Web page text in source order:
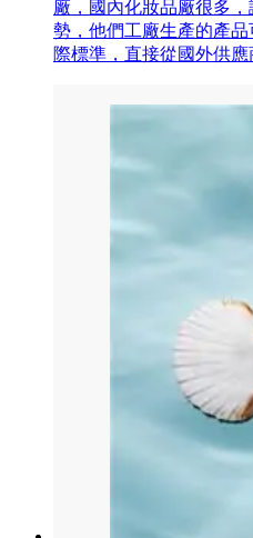
廠，國內化妝品廠很多
勢，他們工廠生產的產
際標準，直接從國外供